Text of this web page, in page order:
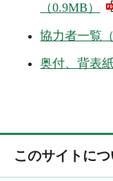
（0.9MB）
協力者一覧
奥付、背表
このサイトに